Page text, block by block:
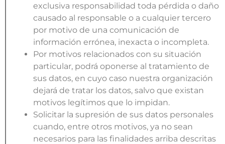
exclusiva responsabilidad toda pérdida o daño
causado al responsable o a cualquier tercero
por motivo de una comunicación de
información errónea, inexacta o incompleta.
Por motivos relacionados con su situación
particular, podrá oponerse al tratamiento de
sus datos, en cuyo caso nuestra organización
dejará de tratar los datos, salvo que existan
motivos legítimos que lo impidan.
Solicitar la supresión de sus datos personales
cuando, entre otros motivos, ya no sean
necesarios para las finalidades arriba descritas